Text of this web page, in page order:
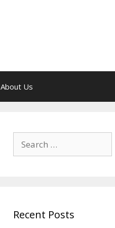
About Us
for:
Recent Posts